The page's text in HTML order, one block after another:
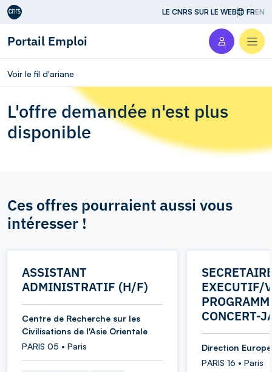
Aller au contenu LE CNRS SUR LE WEB FREN
Portail Emploi
Voir le fil d'ariane
L'offre demandée n'est plus
disponible
Ces offres pourraient aussi vous
intéresser !
ASSISTANT
ADMINISTRATIF (H/F)
Centre de Recherche sur les
Civilisations de l'Asie Orientale
PARIS 05 • Paris
EXECUTIF/
CONCERT-
Direction
PARIS 16 • Paris